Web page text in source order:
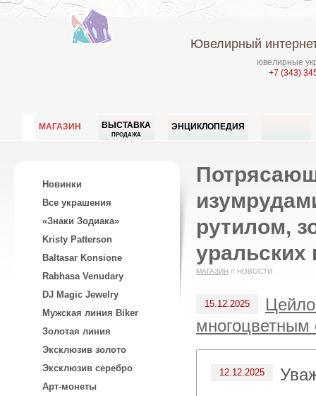
Ювелирный
ювелирные
+7 (343)
МАГАЗИН ВЫСТАВКА
ПРОДАЖА
ЭНЦИКЛОПЕДИЯ
Новинки
Все украшения
«Знаки Зодиака»
Kristy Patterson
Baltasar Konsione
Rabhasa Venudary
DJ Magic Jewelry
Мужская линия Biker
Золотая линия
Эксклюзив золото
Эксклюзив серебро
Арт-монеты
рутилом,
МАГАЗИН // НОВОСТИ
15.12.2025
многоцветным
12.12.2025